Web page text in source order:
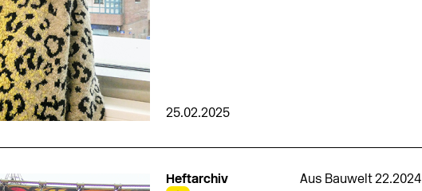
25.02.2025
Heftarchiv Aus Bauwelt 22.2024